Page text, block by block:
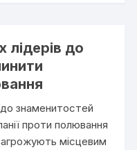
лідерів до
до знаменитостей
проти полювання
місцевим